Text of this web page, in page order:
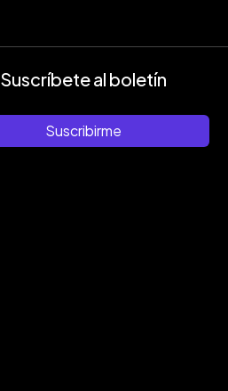
Suscríbete al boletín
Suscribirme